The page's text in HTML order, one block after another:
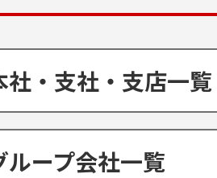
社・支社・支店一覧
ループ会社一覧